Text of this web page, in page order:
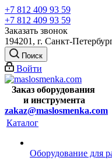
+7 812 409 93 59
+7 812 409 93 59
Заказать звонок
194201, г. Санкт-
Поиск
Войти
Заказ оборудования
и инструмента
zakaz@maslosmenka.com
Каталог
Оборудование для